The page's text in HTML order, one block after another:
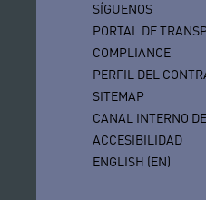
SÍGUENOS
PORTAL DE
COMPLIANCE
PERFIL DEL
SITEMAP
CANAL INTERNO
ACCESIBILIDAD
ENGLISH (EN)